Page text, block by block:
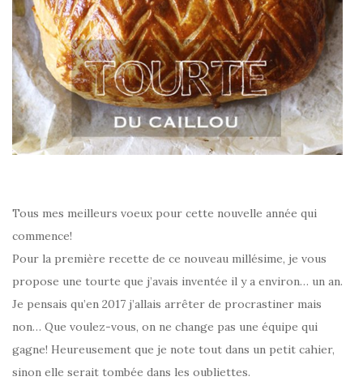
Tous mes meilleurs voeux pour cette nouvelle année qui
commence!
Pour la première recette de ce nouveau millésime, je vous
propose une tourte que j’avais inventée il y a environ… un an.
Je pensais qu’en 2017 j’allais arrêter de procrastiner mais
non… Que voulez-vous, on ne change pas une équipe qui
gagne! Heureusement que je note tout dans un petit cahier,
sinon elle serait tombée dans les oubliettes.